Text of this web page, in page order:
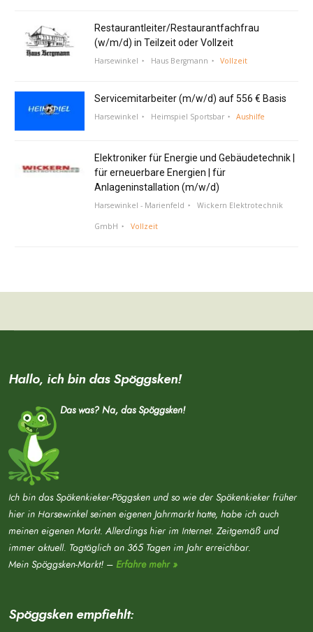
Restaurantleiter/Restaurantfachfrau
(w/m/d) in Teilzeit oder Vollzeit
Harsewinkel Haus Bergmann Vollzeit
Servicemitarbeiter (m/w/d) auf 556 € Basis
Harsewinkel Heimspiel Sportsbar Aushilfe
Elektroniker für Energie und Gebäudetechnik |
für erneuerbare Energien | für
Anlageninstallation (m/w/d)
Harsewinkel - Marienfeld Wickern Elektrotechnik
GmbH Vollzeit
Hallo, ich bin das Spöggsken!
Das was? Na, das Spöggsken!
Ich bin das Spökenkieker-Pöggsken und so wie der Spökenkieker früher
hier in Harsewinkel seinen eigenen Jahrmarkt hatte, habe ich auch
meinen eigenen Markt. Allerdings hier im Internet. Zeitgemäß und
immer aktuell. Tagtäglich an 365 Tagen im Jahr erreichbar.
Mein Spöggsken-Markt! – Erfahre mehr »
Spöggsken empfiehlt: